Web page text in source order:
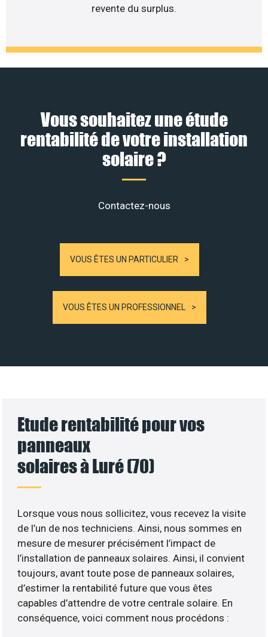
revente du surplus.
Vous souhaitez une étude
rentabilité de votre installation
solaire ?
Contactez-nous
VOUS ÊTES UN PARTICULIER
VOUS ÊTES UN PROFESSIONNEL
Etude rentabilité pour vos
panneaux
solaires à Luré (70)
Lorsque vous nous sollicitez, vous recevez la visite
de l’un de nos techniciens. Ainsi, nous sommes en
mesure de mesurer précisément l’impact de
l’installation de panneaux solaires. Ainsi, il convient
toujours, avant toute pose de panneaux solaires,
d’estimer la rentabilité future que vous êtes
capables d’attendre de votre centrale solaire. En
conséquence, voici comment nous procédons :